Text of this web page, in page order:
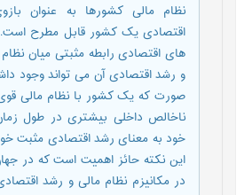
نظام مالی کشورها به عنوان
اقتصادی یک کشور قابل مطرح است.
های اقتصادی رابطه مثبتی میان
و رشد اقتصادی آن می تواند وجود
صورت که یک کشور با نظام مالی قوی
ناخالص داخلی بیشتری در طول
خود به معنای رشد اقتصادی مثبت
این نکته حائز اهمیت است که در
در مکانیزم نظام مالی و رشد